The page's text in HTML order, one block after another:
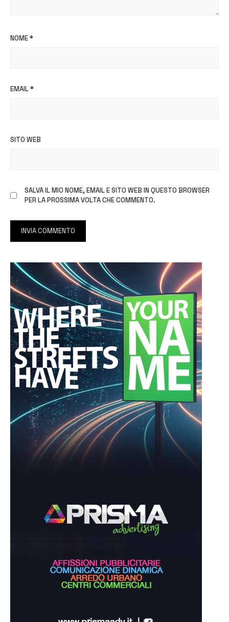
NOME*
EMAIL*
SITO WEB
SALVA IL MIO NOME, EMAIL E SITO WEB IN QUESTO BROWSER
PER LA PROSSIMA VOLTA CHE COMMENTO.